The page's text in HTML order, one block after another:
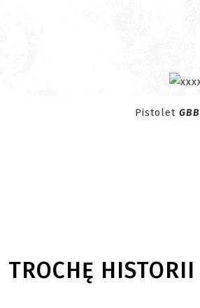
Pistolet GBB
TROCHĘ HISTORII